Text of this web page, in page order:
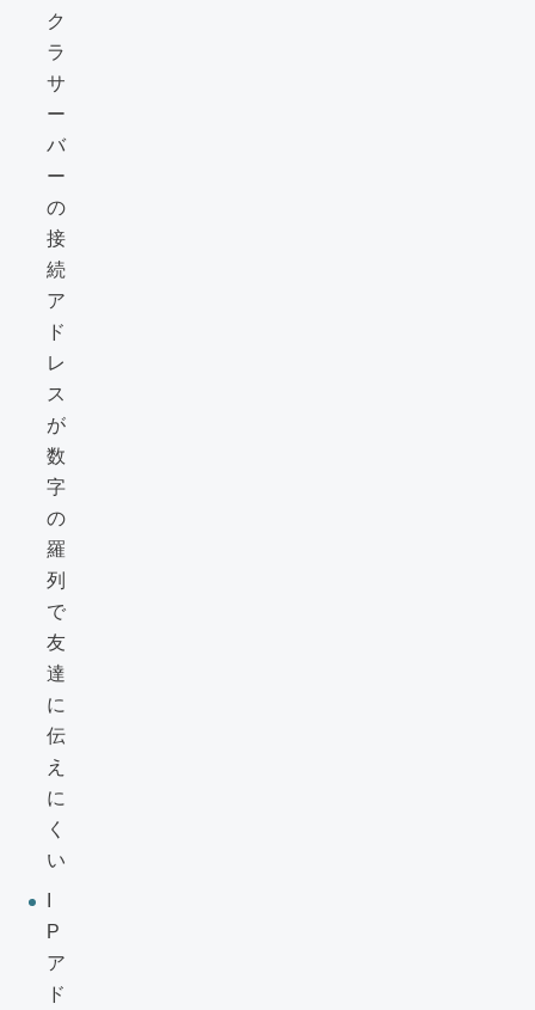
ク
ラ
サ
ー
バ
ー
の
接
続
ア
ド
レ
ス
が
数
字
の
羅
列
で
友
達
に
伝
え
に
く
い
P
ア
ド